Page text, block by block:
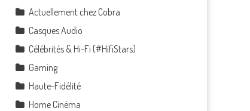
Actuellement chez Cobra
Casques Audio
Célébrités & Hi-Fi (#HifiStars)
Gaming
Haute-Fidélité
Home Cinéma